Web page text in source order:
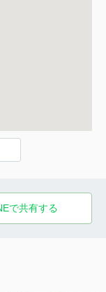
で共有する